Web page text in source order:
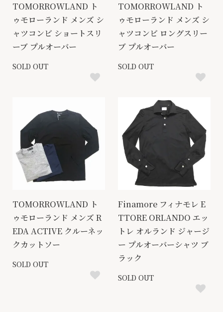
TOMORROWLAND ト
ゥモローランド メンズ シ
ャツコンビ ショートスリ
ーブ プルオーバー
SOLD OUT
TOMORROWLAND ト
ゥモローランド メンズ シ
ャツコンビ ロングスリー
ブ プルオーバー
SOLD OUT
TOMORROWLAND ト
ゥモローランド メンズ R
EDA ACTIVE クルーネッ
クカットソー
SOLD OUT
Finamore フィナモレ E
TTORE ORLANDO エッ
トレ オルランド ジャージ
ー プルオーバーシャツ ブ
ラック
SOLD OUT